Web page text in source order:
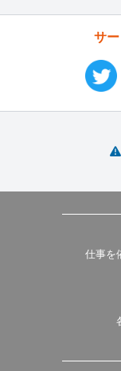
サ
仕事を